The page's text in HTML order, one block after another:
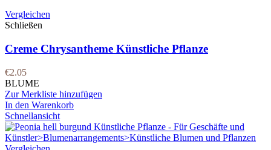
Vergleichen
Schließen
Creme Chrysantheme Künstliche Pflanze
€2.05
BLUME
Zur Merkliste hinzufügen
In den Warenkorb
Schnellansicht